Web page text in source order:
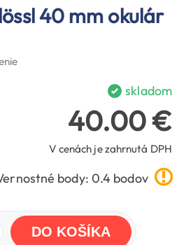
40 mm okulár
skladom
40.00 €
V cenách je zahrnutá DPH
body: 0.4 bodov
DO KOŠÍKA